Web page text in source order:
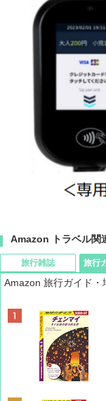
Amazon トラベル関
旅行雑誌 旅行
Amazon 旅行ガイド